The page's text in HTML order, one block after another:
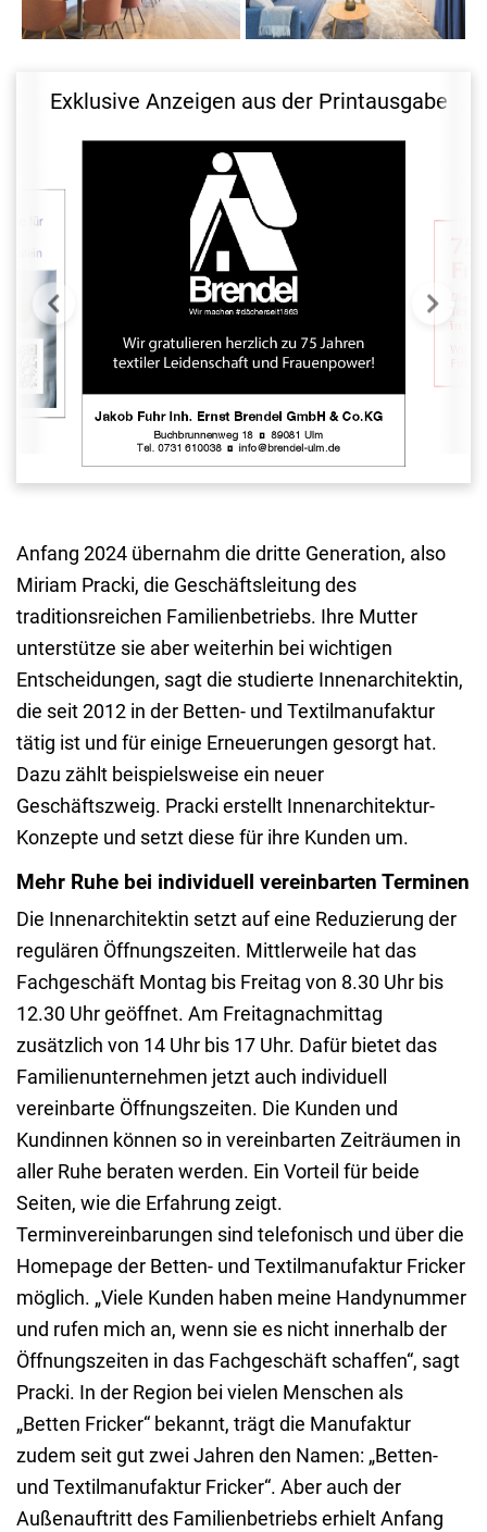
Innenarchitektin Miriam
Giulia Pracki. Foto:
Textilmanufaktur Fricker
kreiert Wohlfühlräume.
Exklusive Anzeigen aus der Printausgabe
Anfang 2024 übernahm die dritte Generation, also
Miriam Pracki, die Geschäftsleitung des
traditionsreichen Familienbetriebs. Ihre Mutter
unterstütze sie aber weiterhin bei wichtigen
Entscheidungen, sagt die studierte Innenarchitektin,
die seit 2012 in der Betten- und Textilmanufaktur
tätig ist und für einige Erneuerungen gesorgt hat.
Dazu zählt beispielsweise ein neuer
Geschäftszweig. Pracki erstellt Innenarchitektur-
Konzepte und setzt diese für ihre Kunden um.
Mehr Ruhe bei individuell vereinbarten Terminen
Die Innenarchitektin setzt auf eine Reduzierung der
regulären Öffnungszeiten. Mittlerweile hat das
Fachgeschäft Montag bis Freitag von 8.30 Uhr bis
12.30 Uhr geöffnet. Am Freitagnachmittag
zusätzlich von 14 Uhr bis 17 Uhr. Dafür bietet das
Familienunternehmen jetzt auch individuell
vereinbarte Öffnungszeiten. Die Kunden und
Kundinnen können so in vereinbarten Zeiträumen in
aller Ruhe beraten werden. Ein Vorteil für beide
Seiten, wie die Erfahrung zeigt.
Terminvereinbarungen sind telefonisch und über die
Homepage der Betten- und Textilmanufaktur Fricker
möglich. „Viele Kunden haben meine Handynummer
und rufen mich an, wenn sie es nicht innerhalb der
Öffnungszeiten in das Fachgeschäft schaffen“, sagt
Pracki. In der Region bei vielen Menschen als
„Betten Fricker“ bekannt, trägt die Manufaktur
zudem seit gut zwei Jahren den Namen: „Betten-
und Textilmanufaktur Fricker“. Aber auch der
Außenauftritt des Familienbetriebs erhielt Anfang